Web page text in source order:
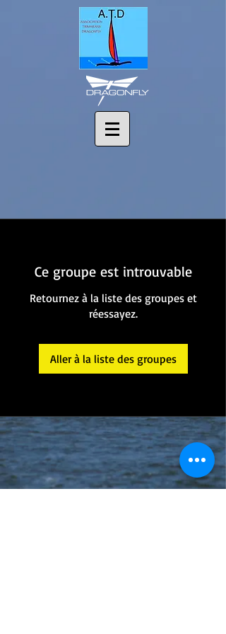
Ce groupe est introuvable
Retournez à la liste des groupes et
réessayez.
Aller à la liste des groupes